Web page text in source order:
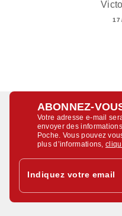
ABONNEZ-
Votre adresse e-mail
envoyer des
Poche. Vous pouvez
plus d’informations,
Indiquez votre email